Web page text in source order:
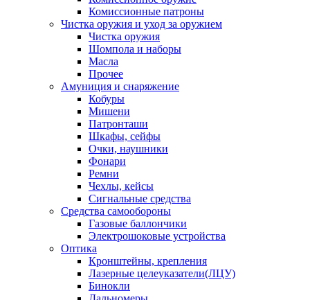
Комиссионные патроны
Чистка оружия и уход за оружием
Чистка оружия
Шомпола и наборы
Масла
Прочее
Амуниция и снаряжение
Кобуры
Мишени
Патронташи
Шкафы, сейфы
Очки, наушники
Фонари
Ремни
Чехлы, кейсы
Сигнальные средства
Средства самообороны
Газовые баллончики
Электрошоковые устройства
Оптика
Кронштейны, крепления
Лазерные целеуказатели(ЛЦУ)
Бинокли